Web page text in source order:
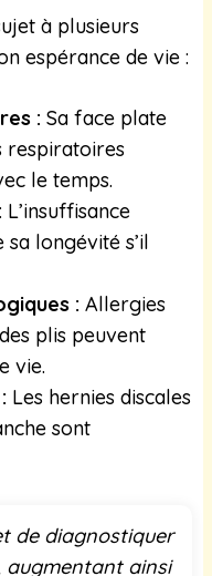
à plusieurs
espérance de vie :
: Sa face plate
respiratoires
le temps.
L’insuffisance
longévité s’il
: Allergies
plis peuvent
vie.
Les hernies discales
sont
de diagnostiquer
augmentant ainsi